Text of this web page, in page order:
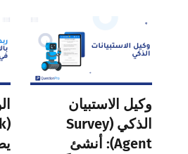
وكيل الاستبيان
الذكي (Survey
Agent): أنشئ